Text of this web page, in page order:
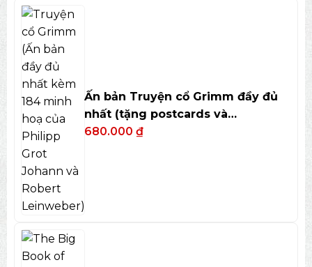
Ấn bản Truyện cổ Grimm đầy đủ
nhất (tặng postcards và
bookmark)
680.000 ₫